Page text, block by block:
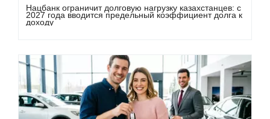
Нацбанк ограничит долговую нагрузку казахстанцев: с
2027 года вводится предельный коэффициент долга к
доходу